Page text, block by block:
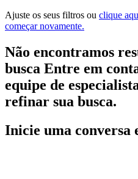
Ajuste os seus filtros ou clique
começar novamente.
Não encontramos
busca Entre em
equipe de
refinar sua busca.
Inicie uma conversa